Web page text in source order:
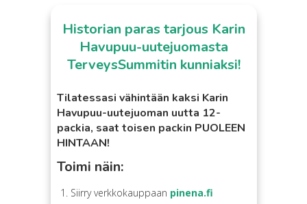
Historian paras tarjous Karin
Havupuu-uutejuomasta
TerveysSummitin kunniaksi!
Tilatessasi vähintään kaksi Karin
Havupuu-uutejuoman uutta 12-
packia, saat toisen packin PUOLEEN
HINTAAN!
Toimi näin:
Siirry verkkokauppaan pinena.fi